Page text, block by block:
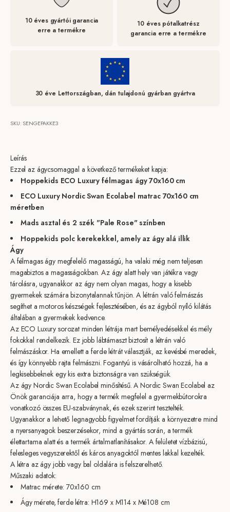
10 éves gyártói garancia
erre a termékre
10 éves pótalkatrész
garancia erre a termékre
30 éve Lettországban, dán tulajdonú gyárban gyártva
SKU: SENGEPAKKE3
Leírás
Ezzel az ágycsomaggal a következő termékeket kapja:
Hoppekids ECO Luxury félmagas ágy 70x160 cm
ECO Luxury Nordic Swan Ecolabel matrac 70x160 cm
méretben
Mads asztal és 2 szék "Pale Rose" színben
Hoppekids polc kerekekkel, amely az ágy alá illik
Ágy
A félmagas ágy megfelelő magasságú, ha valaki még nem teljesen
magabiztos a magasságokban. Az ágy alatt hely van játékra vagy
tárolásra, ugyanakkor az ágy nem olyan magas, hogy a kisebb
gyermekek számára bizonytalannak tűnjön. A létrán való felmászás
segíthet a motoros készségek fejlesztésében, és az ágyból nyíló kilátás
általában a gyermekek kedvence.
Az ECO Luxury sorozat minden létrája mart bemélyedésekkel és mély
fokokkal rendelkezik. Ez jobb lábtámaszt biztosít a létrán való
felmászáskor. Ha emellett a ferde létrát választják, az kevésbé meredek,
és így könnyebb rajta felmászni. Fogantyú is vásárolható hozzá, ha a
legkisebbeknek egy kis extra biztonságra van szükségük.
Az ágy Nordic Swan Ecolabel minősítésű. A Nordic Swan Ecolabel az
Önök garanciája arra, hogy a termék megfelel a gyermekbútorokra
vonatkozó összes EU-szabványnak, és ezek szerint tesztelték.
Ugyanakkor a lehető legnagyobb figyelmet fordítják a környezetre mind
a nyersanyagok beszerzésekor, mind a gyártás során, a termék
élettartama alatt és a termék ártalmatlanításakor. A felületet vízbázisú,
felesleges vegyszerektől és káros anyagoktól mentes lakkal kezelték.
A létra az ágy jobb vagy bal oldalára is felszerelhető.
Műszaki adatok:
Matrac mérete: 70x160 cm
Ágy mérete, ferde létra: H169 x M114 x Mé108 cm